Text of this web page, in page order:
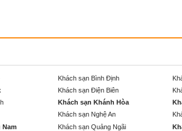
Khách sạn Bình Định
Khách sạn Điện Biên
Khách sạn Khánh Hòa
Khách sạn Nghệ An
Nam Khách sạn Quảng Ngãi